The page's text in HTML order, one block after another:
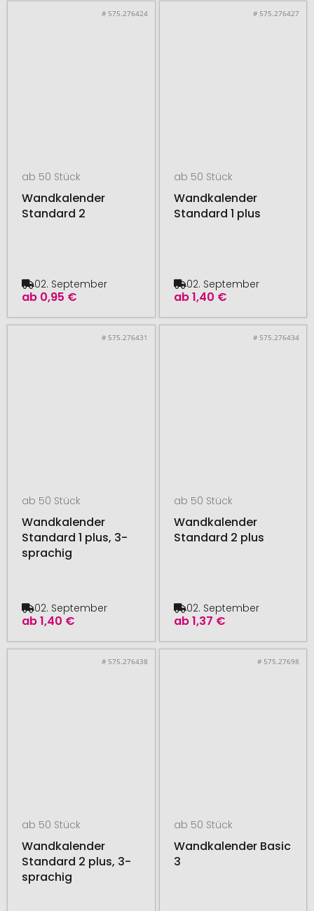
# 575.276424
ab 50 Stück
Wandkalender
Standard 2
ab 0,95 €
02. September
# 575.276427
ab 50 Stück
Wandkalender
Standard 1 plus
ab1,40 €
02. September
# 575.276431
ab 50 Stück
Wandkalender
Standard 1 plus, 3-
sprachig
ab1,40 €
02. September
# 575.276434
ab 50 Stück
Wandkalender
Standard 2 plus
ab1,37 €
02. September
# 575.276438
ab 50 Stück
Wandkalender
Standard 2 plus, 3-
sprachig
# 575.27698
ab 50 Stück
Wandkalender Basic
3